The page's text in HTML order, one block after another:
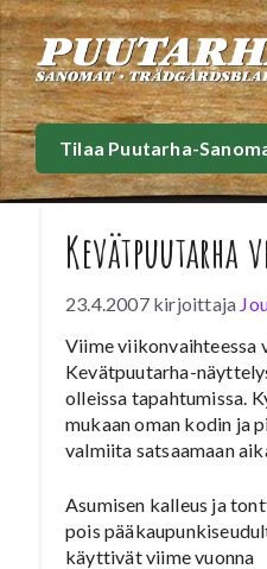
Siirry
sisältöön
Tilaa Puutarha-
Kevätpuutarha
23.4.2007 kirjoittaja
Viime viikonvaihteessa
Kevätpuutarha-
olleissa tapahtumissa.
mukaan oman kodin ja
valmiita satsaamaan
Asumisen kalleus ja
pois
käyttivät viime vuonna